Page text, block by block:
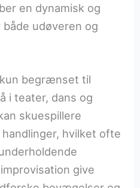
en dynamisk og
udøveren og
begrænset til
i teater, dans og
skuespillere
hvilket ofte
give